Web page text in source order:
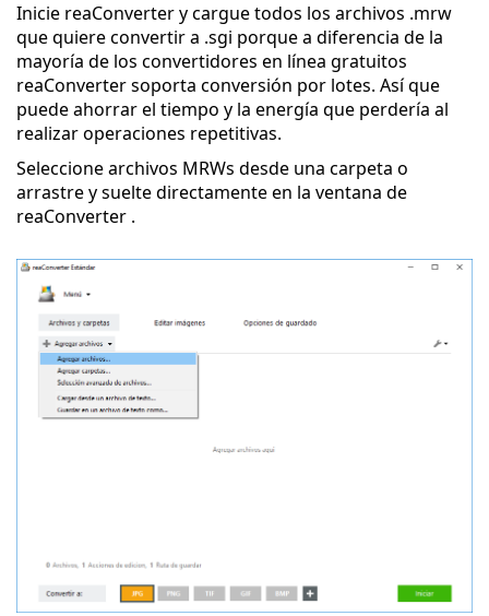
Inicie reaConverter y cargue todos los archivos .mrw
que quiere convertir a .sgi porque a diferencia de la
mayoría de los convertidores en línea gratuitos
reaConverter soporta conversión por lotes. Así que
puede ahorrar el tiempo y la energía que perdería al
realizar operaciones repetitivas.
Seleccione archivos MRWs desde una carpeta o
arrastre y suelte directamente en la ventana de
reaConverter .